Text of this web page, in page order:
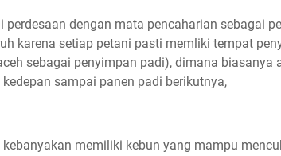
perdesaan dengan mata pencaharian sebagai
karena setiap petani pasti memliki tempat
sebagai penyimpan padi), dimana biasanya
sampai panen padi berikutnya,
memiliki kebun yang mampu